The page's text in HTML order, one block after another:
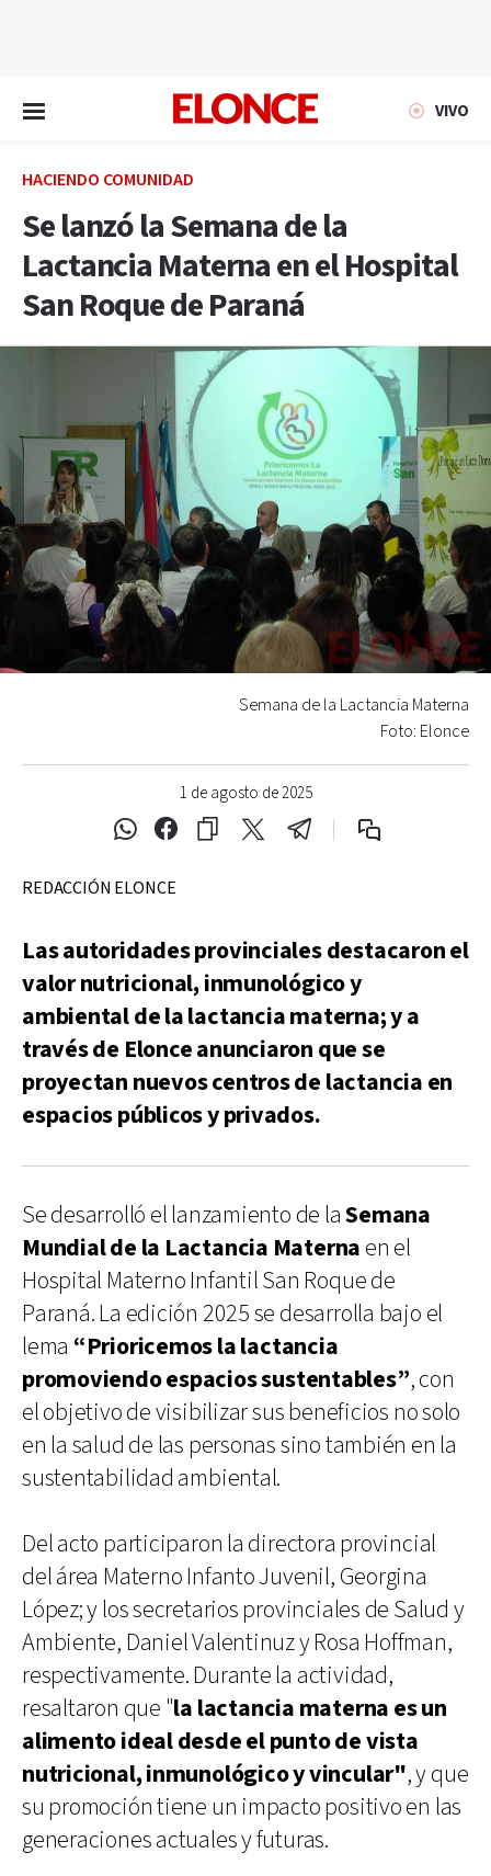
VIVO
HACIENDO COMUNIDAD
Se lanzó la Semana de la
Lactancia Materna en el Hospital
San Roque de Paraná
1 de agosto de 2025
Semana de la Lactancia Materna
Foto: Elonce
REDACCIÓN ELONCE
Las autoridades provinciales destacaron el
valor nutricional, inmunológico y
ambiental de la lactancia materna; y a
través de Elonce anunciaron que se
proyectan nuevos centros de lactancia en
espacios públicos y privados.
Se desarrolló el lanzamiento de laSemana
Mundial de la Lactancia Materna en el
Hospital Materno Infantil San Roque de
Paraná. La edición 2025 se desarrolla bajo el
lema “Prioricemos la lactancia
promoviendo espacios sustentables”, con
el objetivo de visibilizar sus beneficios no solo
en la salud de las personas sino también en la
sustentabilidad ambiental.
Del acto participaron la directora provincial
del área Materno Infanto Juvenil, Georgina
López; y los secretarios provinciales de Salud y
Ambiente, Daniel Valentinuz y Rosa Hoffman,
respectivamente. Durante la actividad,
resaltaron que "la lactancia materna es un
alimento ideal desde el punto de vista
nutricional, inmunológico y vincular", y que
su promoción tiene un impacto positivo en las
generaciones actuales y futuras.